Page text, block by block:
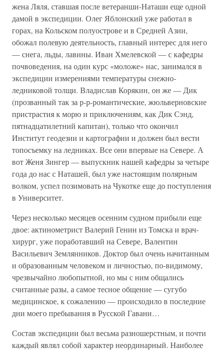
жена Ляля, ставшая после ветеранши-Наташи еще одной
дамой в экспедиции. Олег Яблонский уже работал в
горах, на Кольском полуострове и в Средней Азии,
обожал полевую деятельность, главный интерес для него
— снега, льды, лавины. Иван Хмелевской — с кафедры
почвоведения, на один курс «моложе» нас, занимался в
экспедиции измерениями температуры снежно-
ледниковой толщи. Владислав Корякин, он же — Дик
(прозванный так за р-р-романтические, жюльверновские
пристрастия к морю и приключениям, как Дик Сэнд,
пятнадцатилетний капитан), только что окончил
Институт геодезии и картографии и должен был вести
топосъемку на ледниках. Все они впервые на Севере. А
вот Женя Зингер — выпускник нашей кафедры за четыре
года до нас с Наташей, был уже настоящим полярным
волком, успел позимовать на Чукотке еще до поступления
в Университет.
Через несколько месяцев осенним судном прибыли еще
двое: актинометрист Валерий Генин из Томска и врач-
хирург, уже поработавший на Севере, Валентин
Васильевич Землянников. Доктор был очень начитанным
и образованным человеком и личностью, по-видимому,
чрезвычайно любопытной, но мы с ним общались
считанные разы, а самое тесное общение — сугубо
медицинское, к сожалению — происходило в последние
дни моего пребывания в Русской Гавани…
Состав экспедиции был весьма разношерстным, и почти
каждый являл собой характер неординарный. Наиболее